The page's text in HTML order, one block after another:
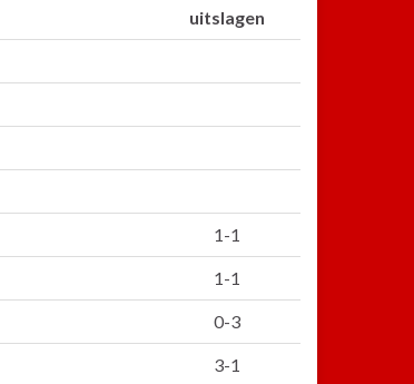
uitslagen
1-1
1-1
0-3
3-1